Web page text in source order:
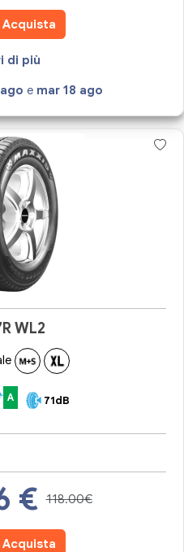
di più
e mar 18 ago
WL2
A 71dB
€ 118.00€